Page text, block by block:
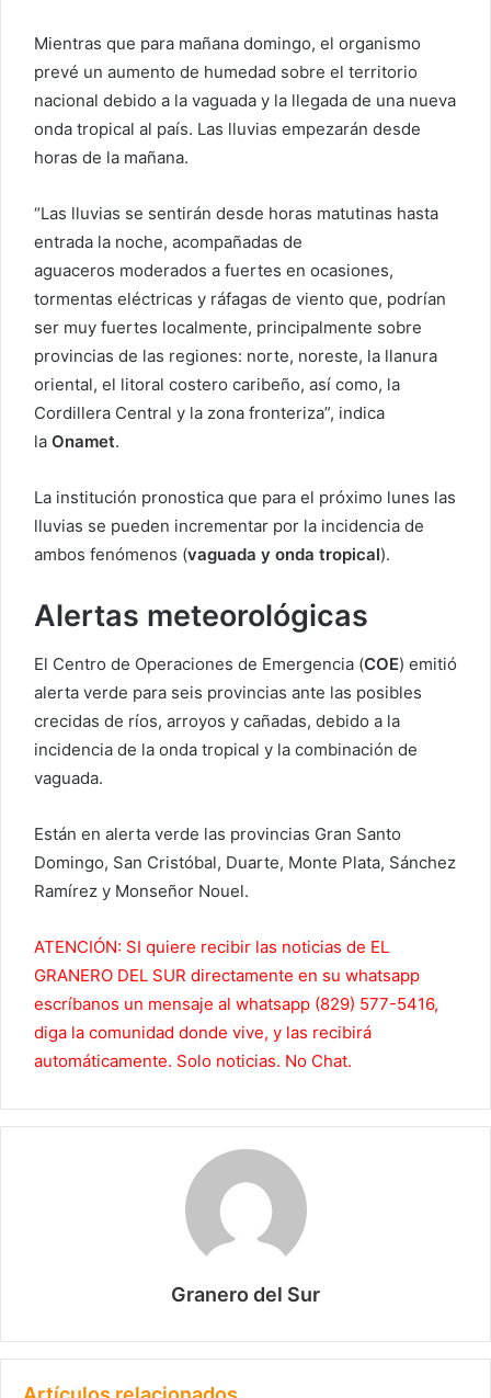
Mientras que para mañana domingo, el organismo
prevé un aumento de humedad sobre el territorio
nacional debido a la vaguada y la llegada de una nueva
onda tropical al país. Las lluvias empezarán desde
horas de la mañana.
“Las lluvias se sentirán desde horas matutinas hasta
entrada la noche, acompañadas de
aguaceros moderados a fuertes en ocasiones,
tormentas eléctricas y ráfagas de viento que, podrían
ser muy fuertes localmente, principalmente sobre
provincias de las regiones: norte, noreste, la llanura
oriental, el litoral costero caribeño, así como, la
Cordillera Central y la zona fronteriza”, indica
la Onamet.
La institución pronostica que para el próximo lunes las
lluvias se pueden incrementar por la incidencia de
ambos fenómenos (vaguada y onda tropical).
Alertas meteorológicas
El Centro de Operaciones de Emergencia (COE) emitió
alerta verde para seis provincias ante las posibles
crecidas de ríos, arroyos y cañadas, debido a la
incidencia de la onda tropical y la combinación de
vaguada.
Están en alerta verde las provincias Gran Santo
Domingo, San Cristóbal, Duarte, Monte Plata, Sánchez
Ramírez y Monseñor Nouel.
ATENCIÓN: SI quiere recibir las noticias de EL
GRANERO DEL SUR directamente en su whatsapp
escríbanos un mensaje al whatsapp (829) 577-5416,
diga la comunidad donde vive, y las recibirá
automáticamente. Solo noticias. No Chat.
Granero del Sur